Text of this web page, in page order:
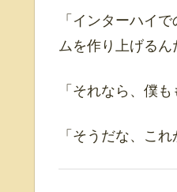
「インターハイ
ムを作り上げるん
「それなら、僕
「そうだな、こ